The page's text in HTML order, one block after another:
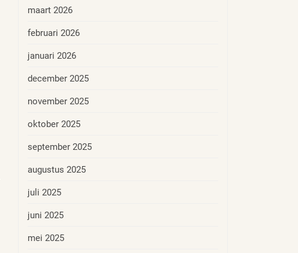
maart 2026
februari 2026
januari 2026
december 2025
november 2025
oktober 2025
september 2025
augustus 2025
juli 2025
juni 2025
mei 2025